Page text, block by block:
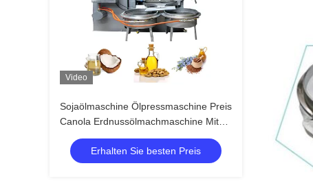
Video
Sojaölmaschine Ölpressmaschine Preis
Canola Erdnussölmachmaschine Mit
380V
Erhalten Sie besten Preis